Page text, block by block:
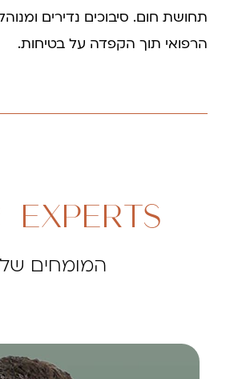
תחושת חום. סיבוכים נדירים
הרפואי תוך הקפדה על בטיחות.
EXPERTS
המומחים